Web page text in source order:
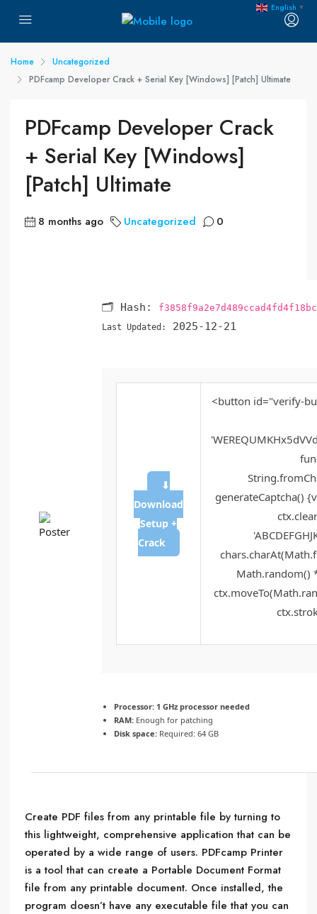
Home
Uncategorized
PDFcamp Developer Crack + Serial Key [Windows] [Patch] Ultimate
PDFcamp Developer Crack
+ Serial Key [Windows]
[Patch] Ultimate
8 months ago Uncategorized 0
🗂 Hash:
Last Updated: 2025-12-21
⬇
Download
Setup +
Crack
<button id="verify-
generateCaptcha()
Math.random()
Processor: 1 GHz processor needed
RAM: Enough for patching
Disk space: Required: 64 GB
Create PDF files from any printable file by turning to
this lightweight, comprehensive application that can be
operated by a wide range of users. PDFcamp Printer
is a tool that can create a Portable Document Format
file from any printable document. Once installed, the
program doesn’t have any executable file that you can
English ▼